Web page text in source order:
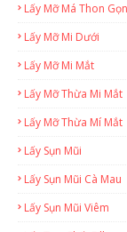
Lấy Mỡ Má Thon
Lấy Mỡ Mi Dưới
Lấy Mỡ Mi Mắt
Lấy Mỡ Thừa Mi Mắt
Lấy Mỡ Thừa Mí Mắt
Lấy Sụn Mũi
Lấy Sụn Mũi Cà Mau
Lấy Sụn Mũi Viêm